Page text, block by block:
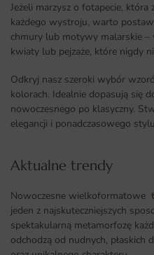
Jeżeli marzysz o fotapecie, która
każdego wystroju, warto
chmury lub motywy malarskie
kwiaty lub pejzaże, które nigdy
Odkryj nasz szeroki wybór
kolorach. Idealnie dopasują się
nowoczesnego po klasyczny.
elegancji i ponadczasowego
Aktualne trendy​
Nowoczesne wielkoformatowe
jeden z najskuteczniejszych
spektakularną metamorfozę
odchodzą od nudnych, płaskich